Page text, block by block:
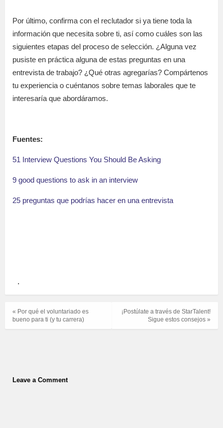
Por último, confirma con el reclutador si ya tiene toda la
información que necesita sobre ti, así como cuáles son las
siguientes etapas del proceso de selección. ¿Alguna vez
pusiste en práctica alguna de estas preguntas en una
entrevista de trabajo? ¿Qué otras agregarías? Compártenos
tu experiencia o cuéntanos sobre temas laborales que te
interesaría que abordáramos.
Fuentes:
51 Interview Questions You Should Be Asking
9 good questions to ask in an interview
25 preguntas que podrías hacer en una entrevista
.
¡Postúlate a través de StarTalent!
Sigue estos consejos »
« Por qué el voluntariado es
bueno para ti (y tu carrera)
Leave a Comment